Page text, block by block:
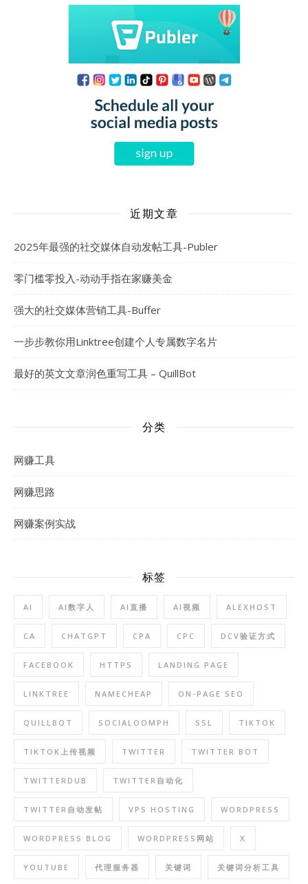
近期文章
2025年最强的社交媒体自动发帖工具-Publer
零门槛零投入-动动手指在家赚美金
强大的社交媒体营销工具-Buffer
一步步教你用Linktree创建个人专属数字名片
最好的英文文章润色重写工具 – QuillBot
分类
网赚工具
网赚思路
网赚案例实战
标签
AI AI数字人 AI直播 AI视频 ALEXHOST
CA CHATGPT CPA CPC DCV验证方式
FACEBOOK HTTPS LANDING PAGE
LINKTREE NAMECHEAP ON-PAGE SEO
QUILLBOT SOCIALOOMPH SSL TIKTOK
TIKTOK上传视频 TWITTER TWITTER BOT
TWITTERDUB TWITTER自动化
TWITTER自动发帖 VPS HOSTING WORDPRESS
WORDPRESS BLOG WORDPRESS网站 X
YOUTUBE 代理服务器 关键词 关键词分析工具